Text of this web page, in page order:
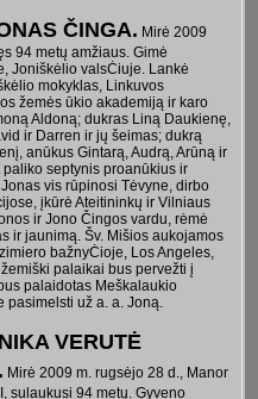
ČINGA. Mirė 2009
94 metų amžiaus. Gimė
Joniškėlio valsĊiuje. Lankė
mokyklas, Linkuvos
žemės ūkio akademiją ir karo
Aldoną; dukras Liną Daukienę,
ir Darren ir jų šeimas; dukrą
anūkus Gintarą, Audrą, Arūną ir
paliko septynis proanūkius ir
vis rūpinosi Tėvyne, dirbo
įkūrė Ateitininkų ir Vilniaus
ir Jono Čingos vardu, rėmė
ir jaunimą. Šv. Mišios aukojamos
bažnyĊioje, Los Angeles,
palaikai bus pervežti į
palaidotas Meškalaukio
pasimelsti už a. a. Joną.
VERUTĖ
Mirė 2009 m. rugsėjo 28 d., Manor
sulaukusi 94 metų. Gyveno